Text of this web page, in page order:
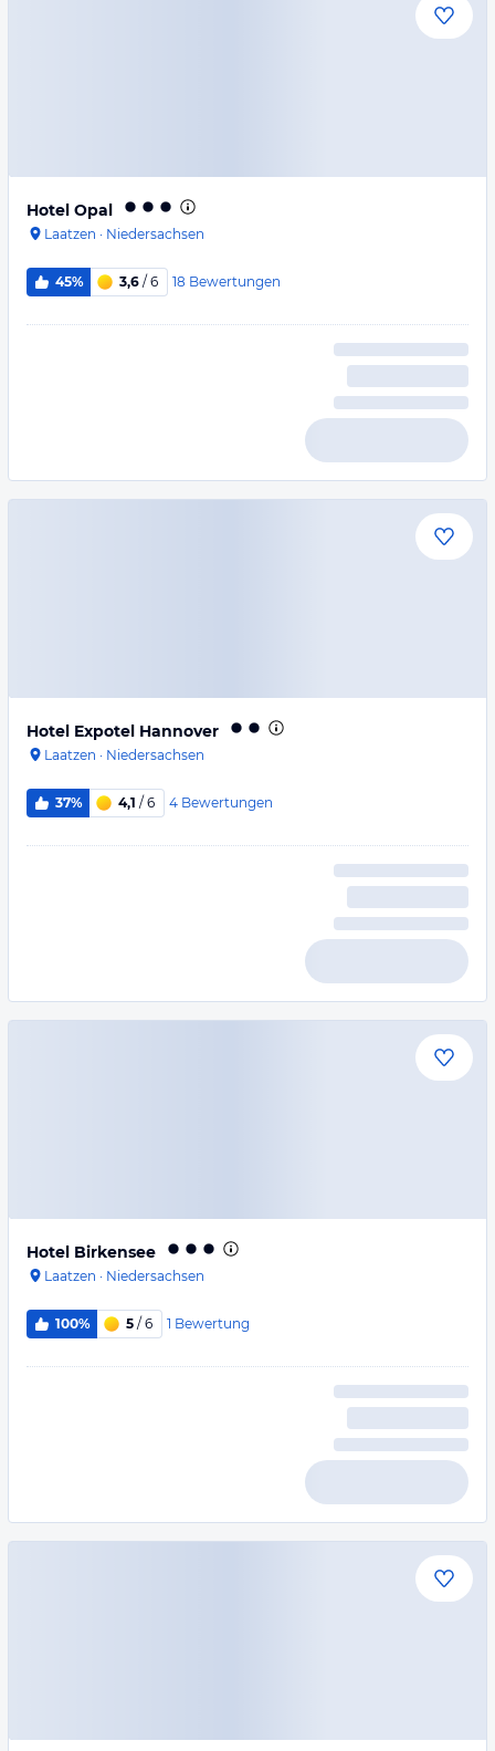
Hotel Opal
Laatzen · Niedersachsen
45% 3,6 / 6 18 Bewertungen
Hotel Expotel Hannover
Laatzen · Niedersachsen
37% 4,1 / 6 4 Bewertungen
Hotel Birkensee
Laatzen · Niedersachsen
100% 5 / 6 1 Bewertung